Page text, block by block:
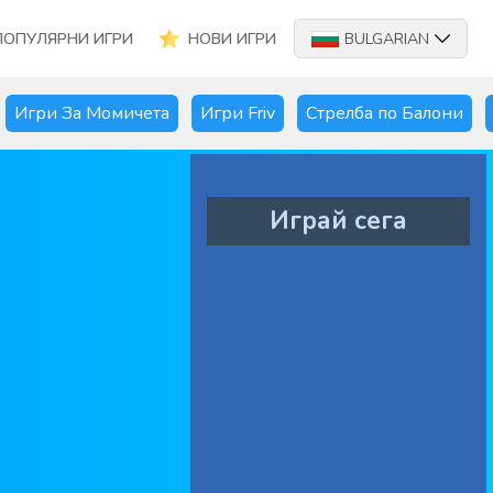
ИГРИ НОВИ ИГРИ BULGARIAN
Игри За Момичета Игри Friv Стрелба по Балони
Играй сега